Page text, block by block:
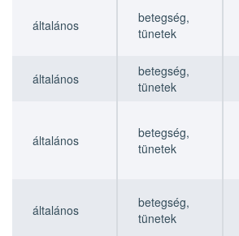
általános
betegség,
tünetek
általános
betegség,
tünetek
általános
betegség,
tünetek
általános
betegség,
tünetek